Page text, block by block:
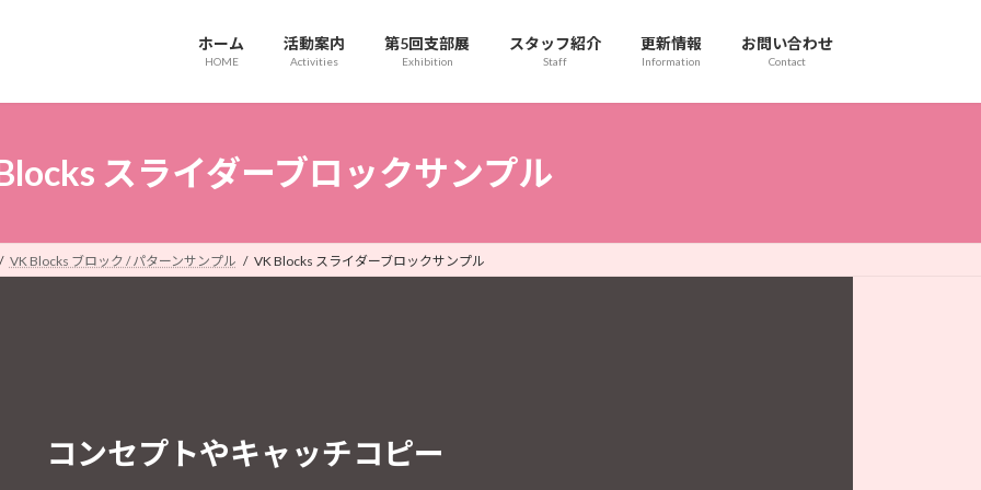
ホーム
HOME
活動案内
Activities
第5回支部展
Exhibition
スタッフ紹介
Staff
更新情報
Information
お問い合わせ
Contact
スライダーブロックサンプル
VK Blocks ブロック / パターンサンプル VK Blocks スライダーブロックサンプル
コンセプトやキャッチコピー